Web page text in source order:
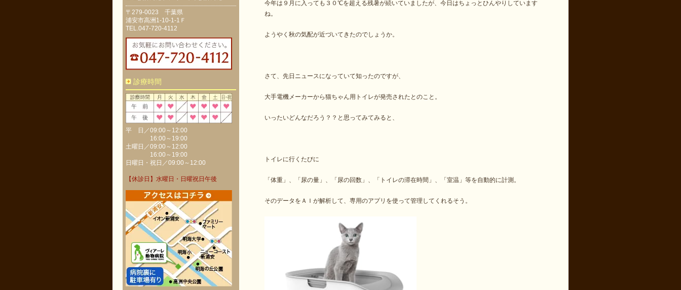
今年は９月に入っても３０℃を超える残暑が続いていましたが、今日はちょっとひんやりしています
ね。
ようやく秋の気配が近づいてきたのでしょうか。
さて、先日ニュースになっていて知ったのですが、
大手電機メーカーから猫ちゃん用トイレが発売されたとのこと。
いったいどんなだろう？？と思ってみてみると、
トイレに行くたびに
「体重」、「尿の量」、「尿の回数」、「トイレの滞在時間」、「室温」等を自動的に計測。
そのデータをＡＩが解析して、専用のアプリを使って管理してくれるそう。
〒279-0023 千葉県
浦安市高洲1-10-1-1Ｆ
TEL.047-720-4112
診療時間
平 日／09:00～12:00
16:00～19:00
土曜日／09:00～12:00
16:00～19:00
日曜日・祝日／09:00～12:00
【休診日】水曜日・日曜祝日午後